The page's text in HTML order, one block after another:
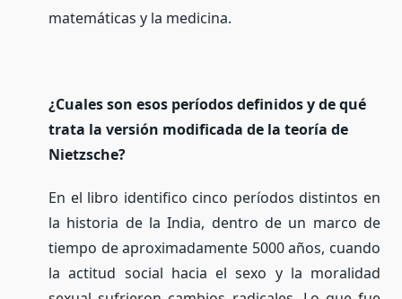
matemáticas y la medicina.
¿Cuales son esos períodos definidos y de qué
trata la versión modificada de la teoría de
Nietzsche?
En el libro identifico cinco períodos distintos en
la historia de la India, dentro de un marco de
tiempo de aproximadamente 5000 años, cuando
la actitud social hacia el sexo y la moralidad